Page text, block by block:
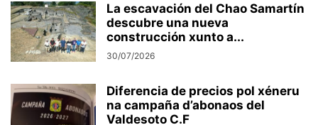
La escavación del Chao Samartín
descubre una nueva
construcción xunto a...
30/07/2026
Diferencia de precios pol xéneru
na campaña d’abonaos del
Valdesoto C.F